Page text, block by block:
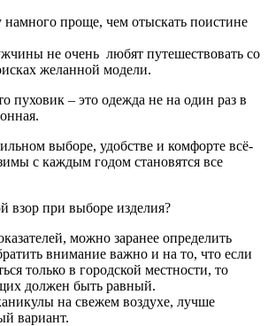
проще, чем отыскать поистине
не очень любят путешествовать со
желанной модели.
пуховик – это одежда не на один раз в
выборе, удобстве и комфорте всё-
с каждым годом становятся все
взор при выборе изделия?
можно заранее определить
внимание важно и на то, что если
только в городской местности, то
должен быть равный.
на свежем воздухе, лучше
вариант.